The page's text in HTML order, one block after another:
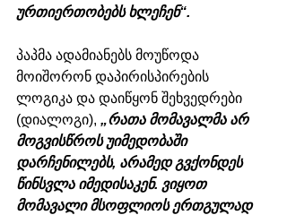
ურთიერთობებს ხლეჩენ“.
პაპმა ადამიანებს მოუწოდა
მოიშორონ დაპირისპირების
ლოგიკა და დაიწყონ შეხვედრები
(დიალოგი), „რათა მომავალმა არ
მოგვისწროს უიმედობაში
დარჩენილებს, არამედ გვქონდეს
წინსვლა იმედისაკენ. ვიყოთ
მომავალი მსოფლიოს ერთგულად